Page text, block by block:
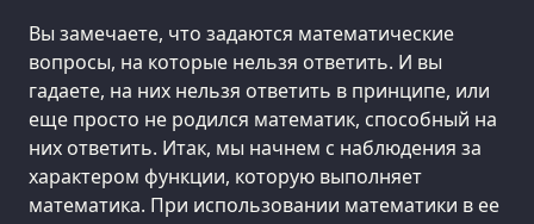
Вы замечаете, что задаются математические
вопросы, на которые нельзя ответить. И вы
гадаете, на них нельзя ответить в принципе, или
еще просто не родился математик, способный на
них ответить. Итак, мы начнем с наблюдения за
характером функции, которую выполняет
математика. При использовании математики в ее